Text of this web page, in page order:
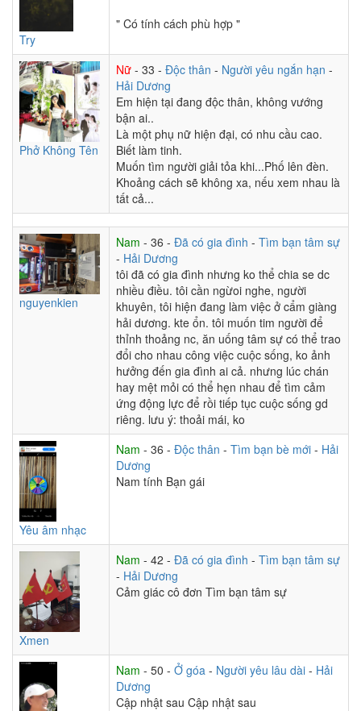
Try
" Có tính cách phù hợp "
Phở Không Tên
Nữ - 33 - Độc thân - Người yêu ngắn hạn -
Hải Dương
Em hiện tại đang độc thân, không vướng
bận ai..
Là một phụ nữ hiện đại, có nhu cầu cao.
Biết làm tinh.
Muốn tìm người giải tỏa khi...Phố lên đèn.
Khoảng cách sẽ không xa, nếu xem nhau là
tất cả...
nguyenkien
Nam - 36 - Đã có gia đình - Tìm bạn tâm sự
- Hải Dương
tôi đã có gia đình nhưng ko thể chia se dc
nhiều điều. tôi cần ngừoi nghe, người
khuyên, tôi hiện đang làm việc ở cẩm giàng
hải dương. kte ổn. tôi muốn tim người để
thỉnh thoảng nc, ăn uống tâm sự có thể trao
đổi cho nhau công việc cuộc sống, ko ảnh
hưởng đến gia đình ai cả. nhưng lúc chán
hay mệt mỏi có thể hẹn nhau để tìm cảm
ứng động lực để rồi tiếp tục cuộc sống gd
riêng. lưu ý: thoải mái, ko
Yêu âm nhạc
Nam - 36 - Độc thân - Tìm bạn bè mới - Hải
Dương
Nam tính Bạn gái
Xmen
Nam - 42 - Đã có gia đình - Tìm bạn tâm sự
- Hải Dương
Cảm giác cô đơn Tìm bạn tâm sự
Nam - 50 - Ở góa - Người yêu lâu dài - Hải
Dương
Cập nhật sau Cập nhật sau